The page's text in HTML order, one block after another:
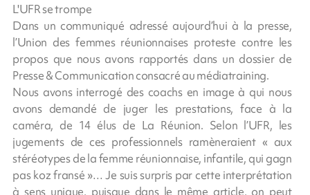
L'UFR se trompe
Dans un communiqué adressé aujourd’hui à la presse,
l’Union des femmes réunionnaises proteste contre les
propos que nous avons rapportés dans un dossier de
Presse & Communication consacré au médiatraining.
Nous avons interrogé des coachs en image à qui nous
avons demandé de juger les prestations, face à la
caméra, de 14 élus de La Réunion. Selon l’UFR, les
jugements de ces professionnels ramèneraient « aux
stéréotypes de la femme réunionnaise, infantile, qui gagn
pas koz fransé »… Je suis surpris par cette interprétation
à sens unique, puisque dans le même article, on peut